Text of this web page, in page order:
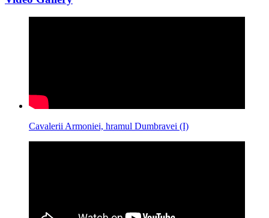
Cavalerii Armoniei, hramul Dumbravei (I)